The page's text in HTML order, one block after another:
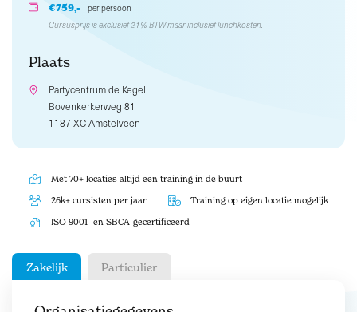
€759,-
per persoon
Cursusprijs is exclusief 21% BTW maar inclusief lunchkosten.
Plaats
Partycentrum de Kegel
Bovenkerkerweg 81
1187 XC Amstelveen
Met 70+ locaties altijd een training in de buurt
26k+ cursisten per jaar Training op eigen locatie mogelijk
ISO 9001- en SBCA-gecertificeerd
Zakelijk Particulier